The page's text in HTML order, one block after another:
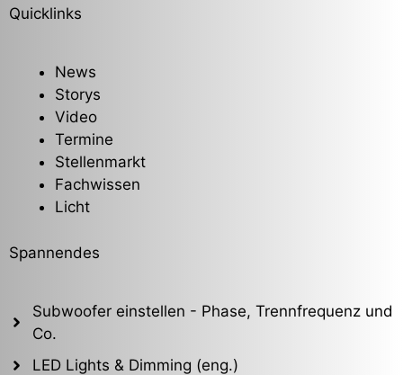
Quicklinks
News
Storys
Video
Termine
Stellenmarkt
Fachwissen
Licht
Spannendes
Subwoofer einstellen - Phase, Trennfrequenz und
Co.
LED Lights & Dimming (eng.)